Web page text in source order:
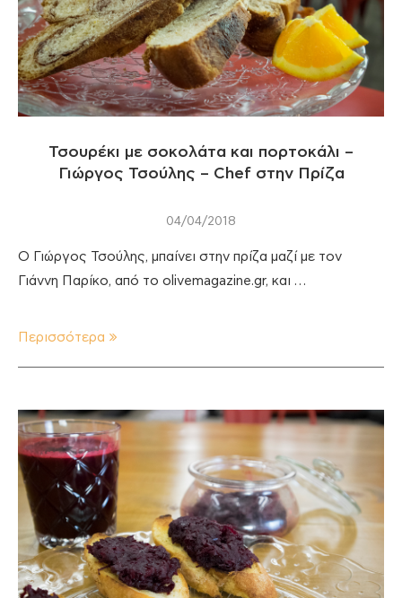
Τσουρέκι με σοκολάτα και πορτοκάλι –
Γιώργος Τσούλης – Chef στην Πρίζα
04/04/2018
O Γιώργος Τσούλης, μπαίνει στην πρίζα μαζί με τον
Γιάννη Παρίκο, από το olivemagazine.gr, και …
Περισσότερα